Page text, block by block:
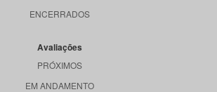
ENCERRADOS
Avaliações
PRÓXIMOS
EM ANDAMENTO